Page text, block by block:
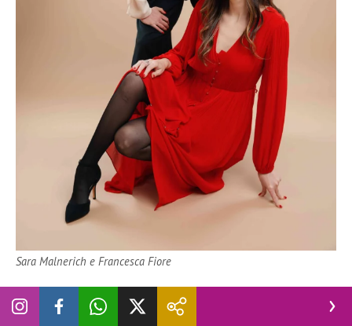
Sara Malnerich e Francesca Fiore
«Non vogliamo assolutamente aumentare i giorni di scuola,
ma che quelli attuali siano distribuiti meglio nell’arco dei 12